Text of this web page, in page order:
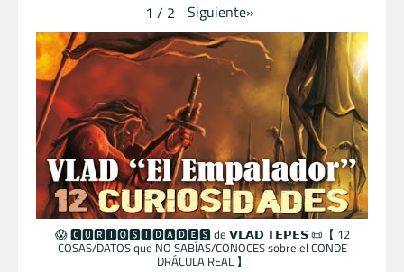
1 / 2 Siguiente»
😱 🅲🆄🆁🅸🅾🆂🅸🅳🅰🅳🅴🆂 de 𝗩𝗟𝗔𝗗 𝗧𝗘𝗣𝗘𝗦 📜【 12
COSAS/DATOS que NO SABÍAS/CONOCES sobre el CONDE
DRÁCULA REAL 】